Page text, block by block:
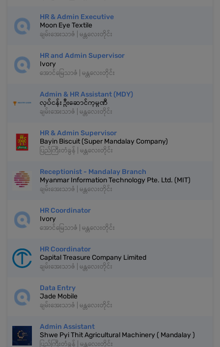
HR & Admin Executive
Moon Eye Textile
ချမ်းအေးသာဇံ | မန္တလေးတိုင်း
HR and Admin Supervisor
Ivory
အောင်မြေသာဇံ | မန္တလေးတိုင်း
Admin & HR Assistant (MDY)
လုပ်ငန်း ဦးဆောင်ကုမ္ပဏီ
ချမ်းအေးသာဇံ | မန္တလေးတိုင်း
HR & Admin Supervisor
Bayin Biscuit (Super Mandalay Company)
ပြည်ကြီးတံခွန် | မန္တလေးတိုင်း
Receptionist - Mandalay Branch
Myanmar Information Technology Pte. Ltd. (MIT)
ချမ်းအေးသာဇံ | မန္တလေးတိုင်း
HR Coordinator
Ivory
အောင်မြေသာဇံ | မန္တလေးတိုင်း
HR Coordinator
Capital Treasure Company Limited
ချမ်းအေးသာဇံ | မန္တလေးတိုင်း
Data Entry
Jade Mobile
ချမ်းအေးသာဇံ | မန္တလေးတိုင်း
Admin Assistant
Shwe Pyi Thit Agricultural Machinery ( Mandalay )
ပြည်ကြီးတံခွန် | မန္တလေးတိုင်း